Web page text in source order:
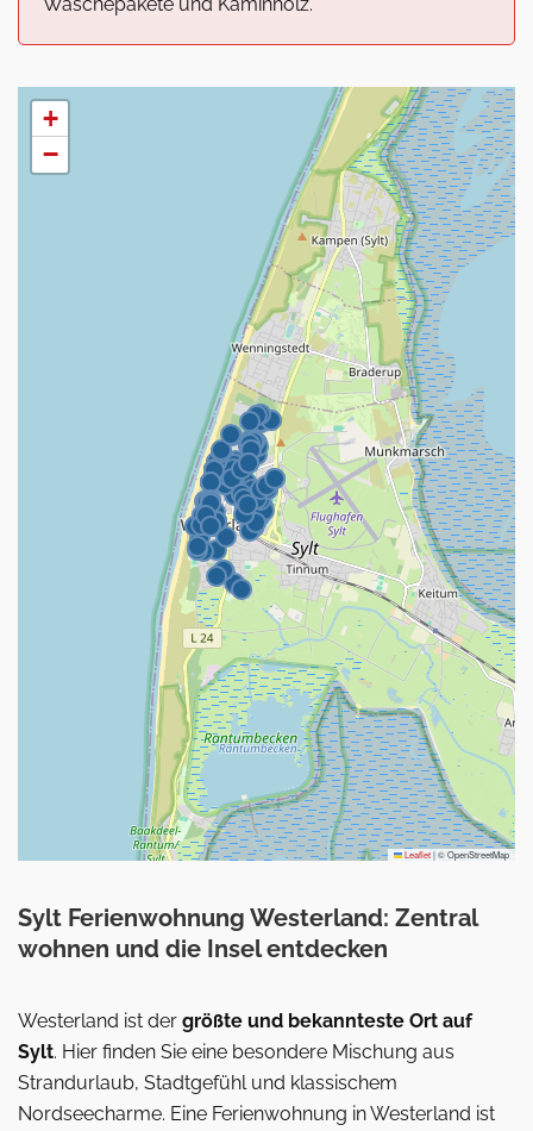
+
−
Leaflet|© OpenStreetMap
Sylt Ferienwohnung Westerland: Zentral
wohnen und die Insel entdecken
Westerland ist der größte und bekannteste Ort auf
Sylt. Hier finden Sie eine besondere Mischung aus
Strandurlaub, Stadtgefühl und klassischem
Nordseecharme. Eine Ferienwohnung in Westerland ist